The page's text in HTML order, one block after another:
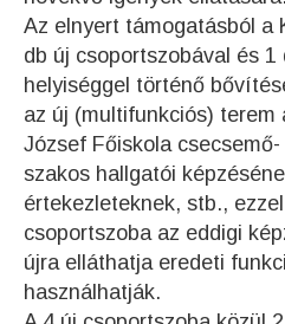
Az elnyert támogatásból a
db új csoportszobával és
helyiséggel történő
az új (multifunkciós) terem
József Főiskola
szakos hallgatói
értekezleteknek, stb.,
csoportszoba az eddigi
újra elláthatja eredeti
használhatják.